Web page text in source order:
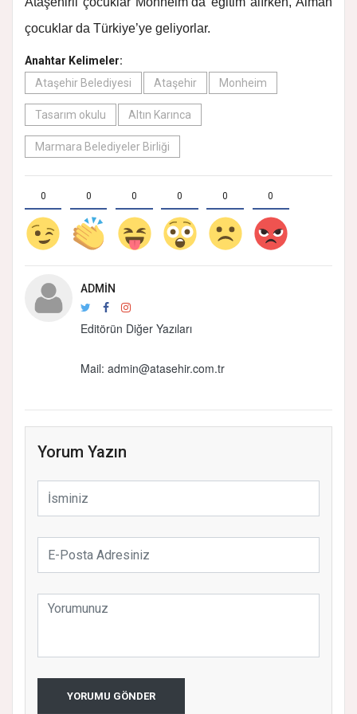
çocuklar da Türkiye’ye geliyorlar.
Anahtar Kelimeler:
Ataşehir Belediyesi
Ataşehir Monheim
Tasarım okulu Altın Karınca
Marmara Belediyeler Birliği
0 0 0 0 0 0
ADMIN
Editörün Diğer Yazıları
Mail: admin@atasehir.com.tr
Yorum Yazın
YORUMU GÖNDER